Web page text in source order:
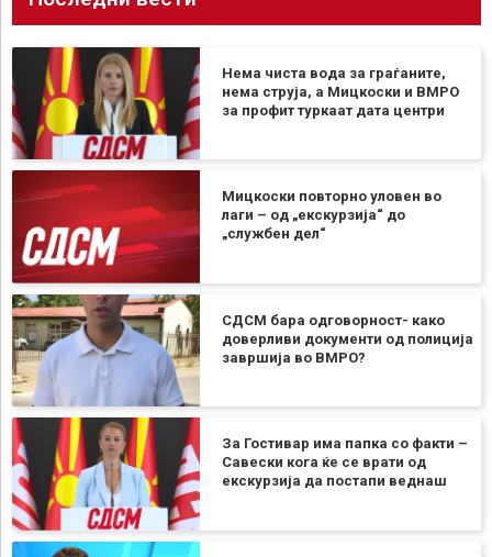
Нема чиста вода за граѓаните,
нема струја, а Мицкоски и ВМРО
за профит туркаат дата центри
Мицкоски повторно уловен во
лаги – од „екскурзија“ до
„службен дел“
СДСМ бара одговорност- како
доверливи документи од полиција
завршија во ВМРО?
За Гостивар има папка со факти –
Савески кога ќе се врати од
екскурзија да постапи веднаш